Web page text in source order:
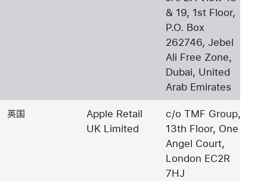
& 19, 1st Floor,
P.O. Box
262746, Jebel
Ali Free Zone,
Dubai, United
Arab Emirates
英国
Apple Retail
UK Limited
c/o TMF Group,
13th Floor, One
Angel Court,
London EC2R
7HJ